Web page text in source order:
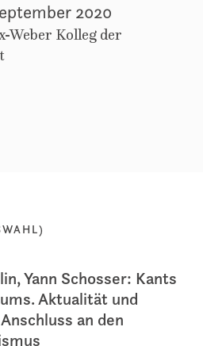
2020
Weber Kolleg der
Yann Schosser: Kants
Aktualität und
an den